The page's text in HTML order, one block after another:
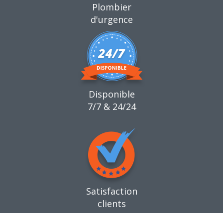
Plombier
d'urgence
Disponible
7/7 & 24/24
Satisfaction
clients